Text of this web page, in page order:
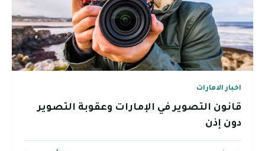
اخبار الامارات
قانون التصوير في الإمارات وعقوبة التصوير
دون إذن